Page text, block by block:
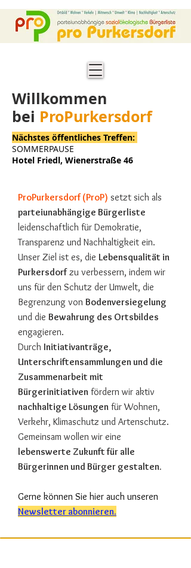
Willkommen
bei ProPurkersdorf
Nächstes öffentliches Treffen:
SOMMERPAUSE
Hotel Friedl, Wienerstraße 46
ProPurkersdorf (ProP) setzt sich als
parteiunabhängige Bürgerliste
leidenschaftlich für Demokratie,
Transparenz und Nachhaltigkeit ein.
Unser Ziel ist es, die Lebensqualität in
Purkersdorfzu verbessern, indem wir
uns für den Schutz der Umwelt, die
Begrenzung von Bodenversiegelung
und die Bewahrung des Ortsbildes
engagieren.
Durch Initiativanträge,
Unterschriftensammlungen und die
Zusammenarbeit mit
Bürgerinitiativen fördern wir aktiv
nachhaltige Lösungen für Wohnen,
Verkehr, Klimaschutz und Artenschutz.
Gemeinsam wollen wir eine
lebenswerte Zukunft für alle
Bürgerinnen und Bürger gestalten.
Gerne können Sie hier auch unseren
Newsletter abonnieren.